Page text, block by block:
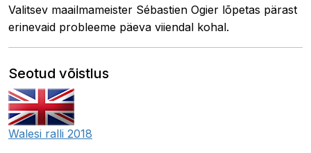
Valitsev maailmameister Sébastien Ogier lõpetas pärast
erinevaid probleeme päeva viiendal kohal.
Seotud võistlus
Walesi ralli 2018